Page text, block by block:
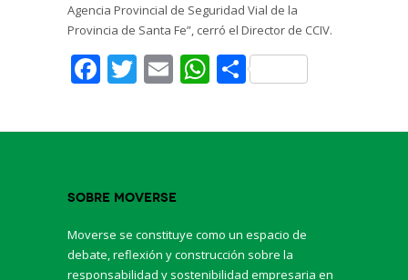
Agencia Provincial de Seguridad Vial de la
Provincia de Santa Fe”, cerró el Director de CCIV.
Facebook
Twitter
EmailWhatsApp
Share
Sobre Moverse
Moverse se constituye como un espacio de
debate, reflexión y construcción sobre la
responsabilidad y sostenibilidad empresaria en